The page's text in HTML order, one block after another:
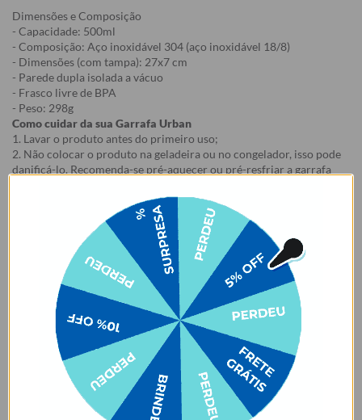
Dimensões e Composição
- Capacidade: 500ml
- Composição: Aço inoxidável 304 (aço inoxidável 18/8)
- Dimensões (com tampa): 27x7 cm
- Parede dupla isolada a vácuo
- Frasco livre de BPA
- Peso: 298g
Como cuidar da sua Garrafa Urban
1. Lavar o produto antes do primeiro uso;
2. Não colocar o produto na geladeira ou no congelador, isso pode
danificá-lo. Recomenda-se pré-aquecer ou pré-resfriar a garrafa
3. Lave à mão. Não colocar na lava-louças. Não usar esponjas muito
abrasivas ao lavar, risco de arranhar a estampa.
4. Evitar contato com objetos pontiagudos e ásperos com risco de
arranhar a estampa.
5. Evitar contato com acetona, álcool e líquidos à base de cloro.
6. Certifique-se de que a tampa está fechada e a borracha bem
posicionada antes de carregar o produto, para evitar que o líquido
7. Evitar o armazenamento de líquidos gaseificados na garrafa.
8. Para garrafas que acompanham e-book, o e-book é enviado para
o e-mail cadastrado no site após a emissão da nota fiscal.
9. Essa oferta é válida na compra do Kit, em caso de cancelamento
de um dos produtos haverá perda do benefício promocional.